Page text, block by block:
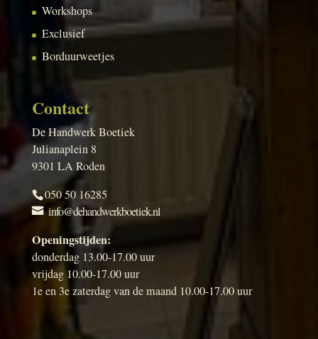
Workshops
Exclusief
Borduurweetjes
Contact
De Handwerk Boetiek
Julianaplein 8
9301 LA Roden
050 50 16285
info@dehandwerkboetiek.nl
Openingstijden:
donderdag 13.00-17.00 uur
vrijdag 10.00-17.00 uur
1e en 3e zaterdag van de maand 10.00-17.00 uur